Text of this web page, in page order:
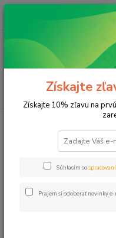
(Po-Pia, 8-17 hod.)
T-kus 63x6/4"x63 VNZ
T-kus 63x6/
Získajte
Získajte 10% zľavu na
Súhlasím so
Prajem si odoberať novinky